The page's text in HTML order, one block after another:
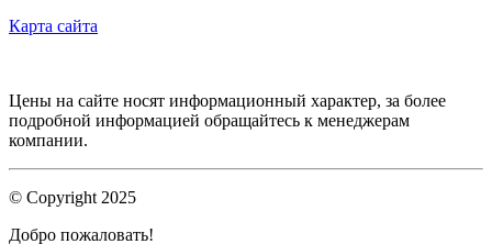
Карта сайта
Цены на сайте носят информационный характер, за более
подробной информацией обращайтесь к менеджерам
компании.
© Copyright 2025
Добро пожаловать!